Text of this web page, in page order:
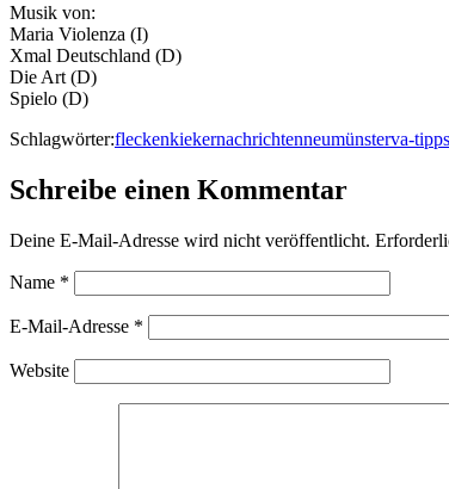
Musik von:
Maria Violenza (I)
Xmal Deutschland (D)
Die Art (D)
Spielo (D)
Schlagwörter:fleckenkiekernachrichtenneumünsterva-tipps
Schreibe einen Kommentar
Deine E-Mail-Adresse wird nicht veröffentlicht.
Name *
E-Mail-Adresse *
Website